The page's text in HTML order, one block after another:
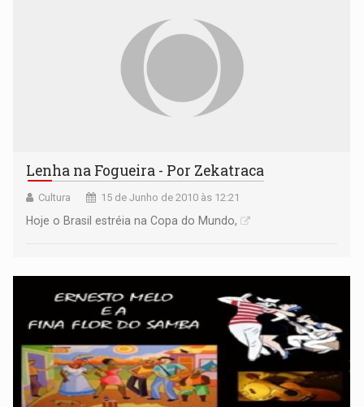
Lenha na Fogueira - Por Zekatraca
Cultura 15 de Junho de 2010 às 12:21
Hoje o Brasil estréia na Copa do Mundo,